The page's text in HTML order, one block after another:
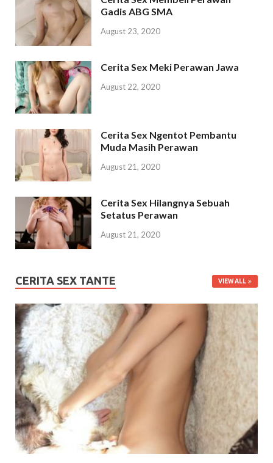
Gadis ABG SMA
August 23, 2020
Cerita Sex Meki Perawan Jawa
August 22, 2020
Cerita Sex Ngentot Pembantu
Muda Masih Perawan
August 21, 2020
Cerita Sex Hilangnya Sebuah
Setatus Perawan
August 21, 2020
CERITA SEX TANTE VIEW ALL